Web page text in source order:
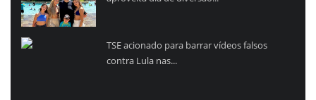
TSE acionado para barrar vídeos falsos
contra Lula nas...